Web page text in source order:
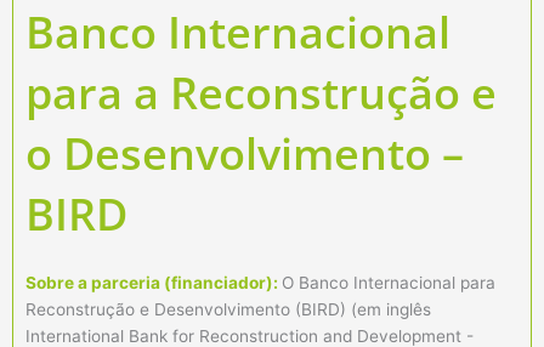
Banco Internacional
para a Reconstrução e
o Desenvolvimento –
BIRD
Sobre a parceria (financiador): O Banco Internacional para
Reconstrução e Desenvolvimento (BIRD) (em inglês
International Bank for Reconstruction and Development -